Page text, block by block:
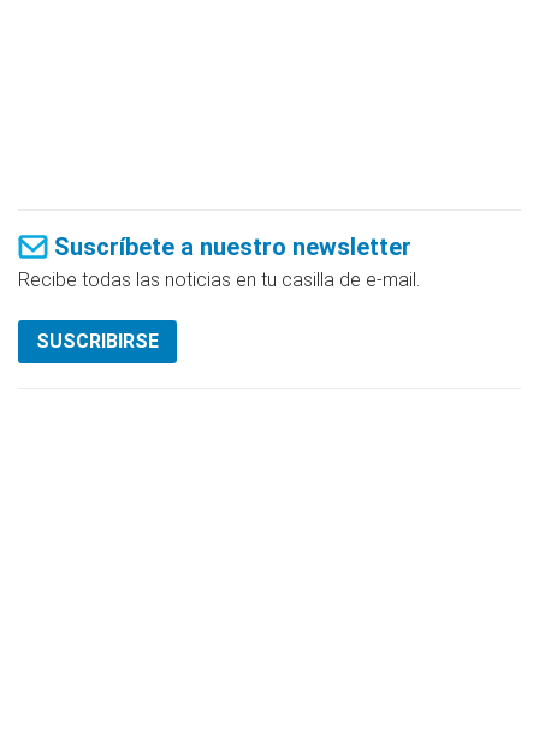
Suscríbete a nuestro newsletter
Recibe todas las noticias en tu casilla de e-mail.
SUSCRIBIRSE